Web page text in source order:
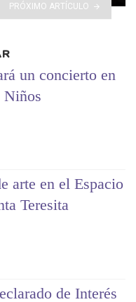
PRÓXIMO ARTÍCULO
un concierto en
Niños
arte en el Espacio
Teresita
de Interés